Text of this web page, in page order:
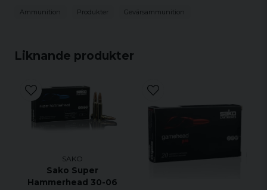
Liknande produkter
SAKO
Sako Super
Hammerhead 30-06
Ammunition Produkter Gevärsammunition